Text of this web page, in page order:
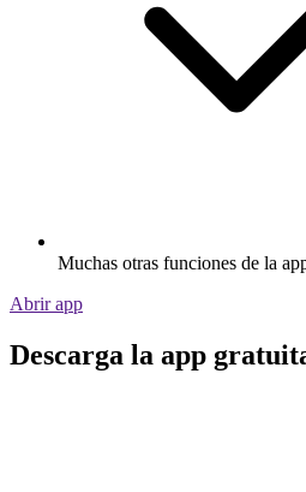
Muchas otras funciones de la
Abrir app
Descarga la app